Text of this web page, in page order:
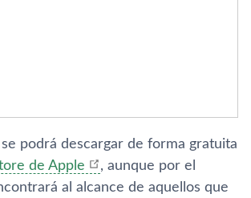
se podrá descargar de forma gratuita
de Apple
, aunque por el
al alcance de aquellos que